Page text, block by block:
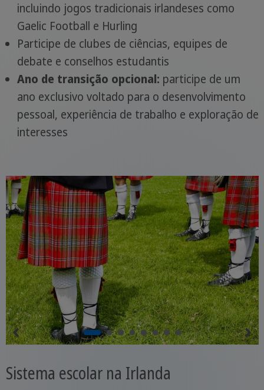
incluindo jogos tradicionais irlandeses como
Gaelic Football e Hurling
Participe de clubes de ciências, equipes de
debate e conselhos estudantis
Ano de transição opcional: participe de um
ano exclusivo voltado para o desenvolvimento
pessoal, experiência de trabalho e exploração de
interesses
Sistema escolar na Irlanda